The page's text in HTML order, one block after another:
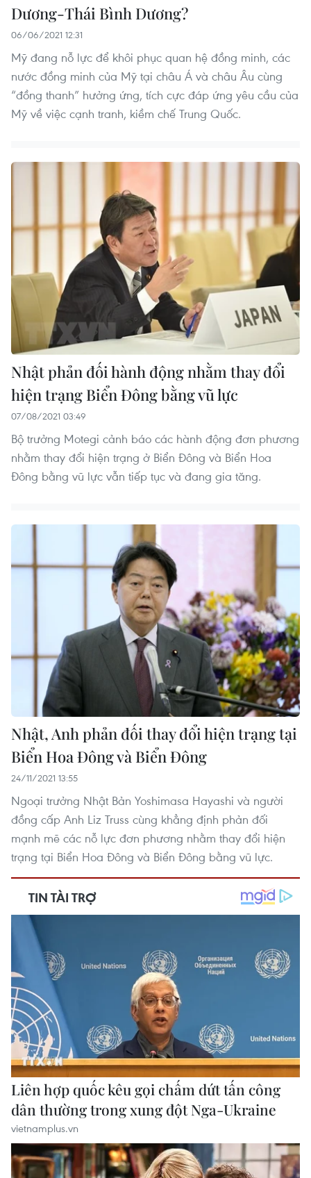
Dương-Thái Bình Dương?
06/06/2021 12:31
Mỹ đang nỗ lực để khôi phục quan hệ đồng minh, các
nước đồng minh của Mỹ tại châu Á và châu Âu cùng
“đồng thanh” hưởng ứng, tích cực đáp ứng yêu cầu của
Mỹ về việc cạnh tranh, kiềm chế Trung Quốc.
Nhật phản đối hành động nhằm thay đổi
hiện trạng Biển Đông bằng vũ lực
07/08/2021 03:49
Bộ trưởng Motegi cảnh báo các hành động đơn phương
nhằm thay đổi hiện trạng ở Biển Đông và Biển Hoa
Đông bằng vũ lực vẫn tiếp tục và đang gia tăng.
Nhật, Anh phản đối thay đổi hiện trạng tại
Biển Hoa Đông và Biển Đông
24/11/2021 13:55
Ngoại trưởng Nhật Bản Yoshimasa Hayashi và người
đồng cấp Anh Liz Truss cùng khẳng định phản đối
mạnh mẽ các nỗ lực đơn phương nhằm thay đổi hiện
trạng tại Biển Hoa Đông và Biển Đông bằng vũ lực.